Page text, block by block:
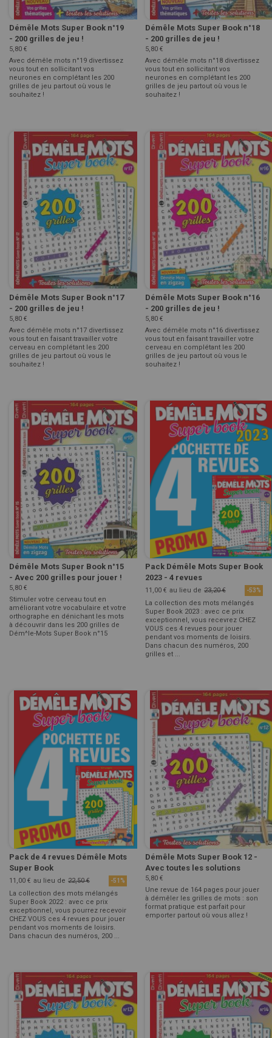
Démêle Mots Super Book n°19
- 200 grilles de jeu !
5,80 €
Avec démêle mots n°19 divertissez
vous tout en sollicitant vos
neurones en complétant les 200
grilles de jeu partout où vous le
souhaitez !
Démêle Mots Super Book n°18
- 200 grilles de jeu !
5,80 €
Avec démêle mots n°18 divertissez
vous tout en sollicitant vos
neurones en complétant les 200
grilles de jeu partout où vous le
souhaitez !
Démêle Mots Super Book n°17
- 200 grilles de jeu !
5,80 €
Avec démêle mots n°17 divertissez
vous tout en faisant travailler votre
cerveau en complétant les 200
grilles de jeu partout où vous le
souhaitez !
Démêle Mots Super Book n°16
- 200 grilles de jeu !
5,80 €
Avec démêle mots n°16 divertissez
vous tout en faisant travailler votre
cerveau en complétant les 200
grilles de jeu partout où vous le
souhaitez !
Démêle Mots Super Book n°15
- Avec 200 grilles pour jouer !
5,80 €
Stimuler votre cerveau tout en
améliorant votre vocabulaire et votre
orthographe en dénichant les mots
à découvrir dans les 200 grilles de
Dém^le-Mots Super Book n°15
Pack Démêle Mots Super Book
2023 - 4 revues
11,00 € au lieu de 23,20 € -53%
La collection des mots mélangés
Super Book 2023 : avec ce prix
exceptionnel, vous recevrez CHEZ
VOUS ces 4 revues pour jouer
pendant vos moments de loisirs.
Dans chacun des numéros, 200
grilles et ...
Pack de 4 revues Démêle Mots
Super Book
11,00 € au lieu de 22,50 € -51%
La collection des mots mélangés
Super Book 2022 : avec ce prix
exceptionnel, vous pourrez recevoir
CHEZ VOUS ces 4 revues pour jouer
pendant vos moments de loisirs.
Dans chacun des numéros, 200 ...
Démêle Mots Super Book 12 -
Avec toutes les solutions
5,80 €
Une revue de 164 pages pour jouer
à démêler les grilles de mots : son
format pratique est parfait pour
emporter partout où vous allez !